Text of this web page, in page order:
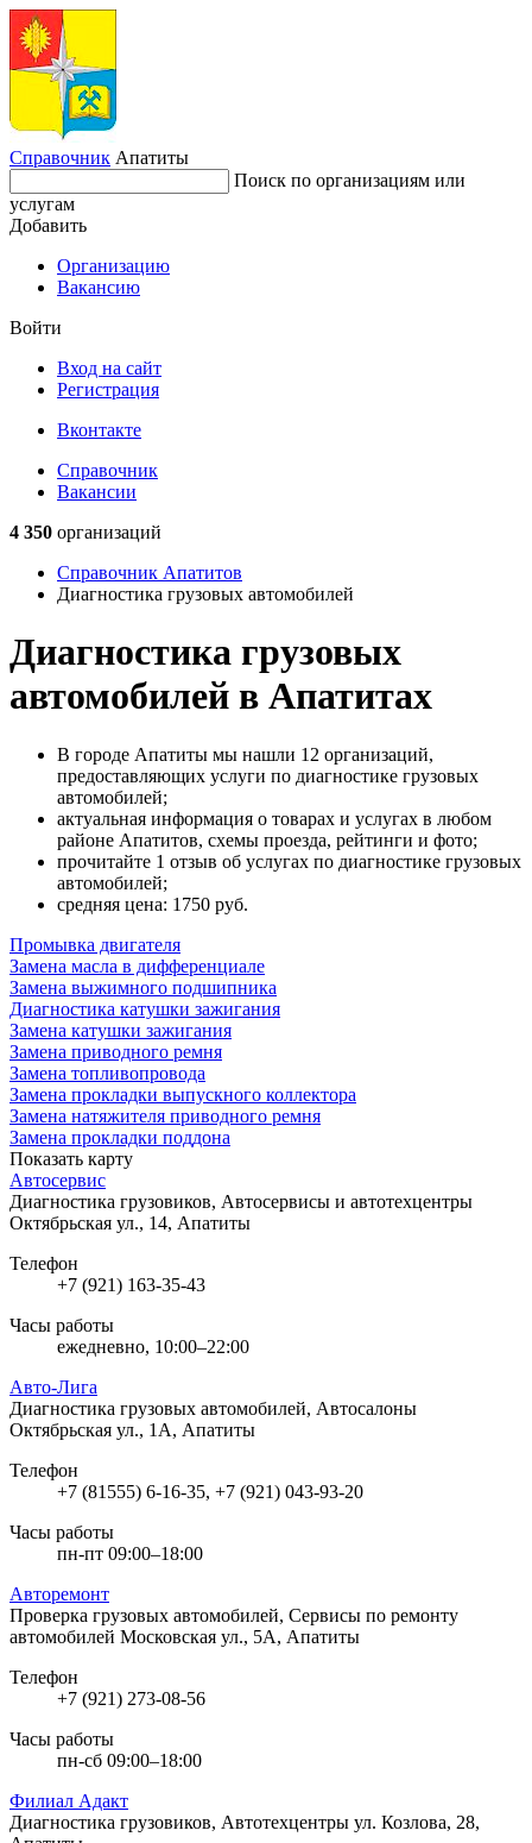
Справочник Апатиты
Поиск по организациям или
услугам
Добавить
Организацию
Вакансию
Войти
Вход на сайт
Регистрация
Вконтакте
Справочник
Вакансии
4 350 организаций
Справочник Апатитов
Диагностика грузовых автомобилей
Диагностика грузовых
автомобилей в Апатитах
В городе Апатиты мы нашли 12 организаций,
предоставляющих услуги по диагностике грузовых
автомобилей;
актуальная информация о товарах и услугах в любом
районе Апатитов, схемы проезда, рейтинги и фото;
прочитайте 1 отзыв об услугах по диагностике грузовых
автомобилей;
cредняя цена: 1750 руб.
Промывка двигателя
Замена масла в дифференциале
Замена выжимного подшипника
Диагностика катушки зажигания
Замена катушки зажигания
Замена приводного ремня
Замена топливопровода
Замена прокладки выпускного коллектора
Замена натяжителя приводного ремня
Замена прокладки поддона
Показать карту
Автосервис
Диагностика грузовиков, Автосервисы и автотехцентры
Октябрьская ул., 14, Апатиты
Телефон
+7 (921) 163-35-43
Часы работы
ежедневно, 10:00–22:00
Авто-Лига
Диагностика грузовых автомобилей, Автосалоны
Октябрьская ул., 1А, Апатиты
Телефон
+7 (81555) 6-16-35, +7 (921) 043-93-20
Часы работы
пн-пт 09:00–18:00
Авторемонт
Проверка грузовых автомобилей, Сервисы по ремонту
автомобилей Московская ул., 5А, Апатиты
Телефон
+7 (921) 273-08-56
Часы работы
пн-сб 09:00–18:00
Филиал Адакт
Диагностика грузовиков, Автотехцентры ул. Козлова, 28,